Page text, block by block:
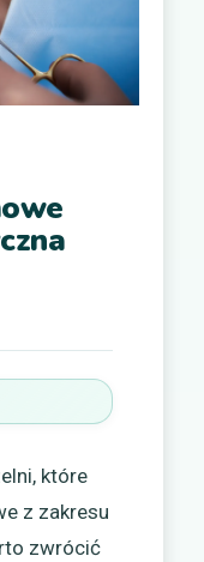
które
z zakresu
zwrócić